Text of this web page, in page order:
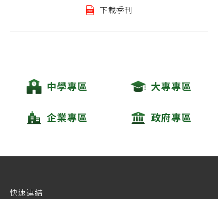
下載季刊
中學專區 大專專區
企業專區 政府專區
快速連結